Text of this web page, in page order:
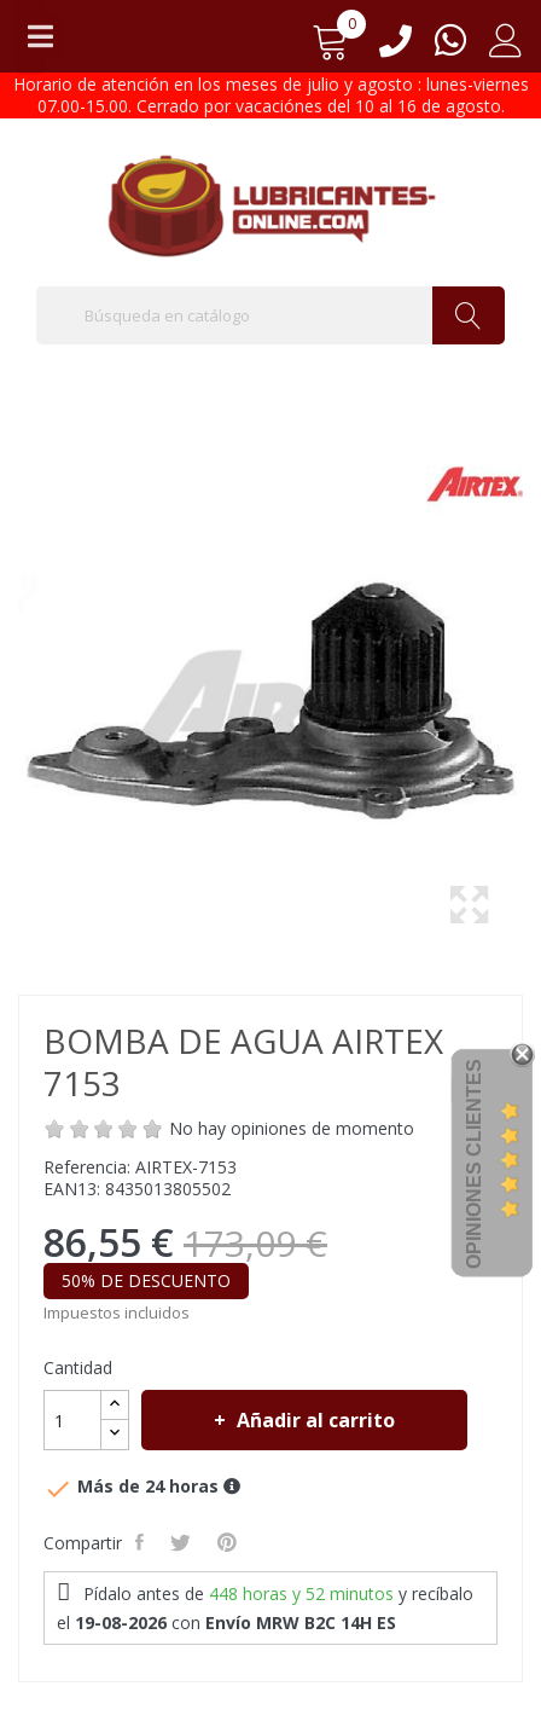
0
Horario de atención en los meses de julio y agosto : lunes-viernes
07.00-15.00. Cerrado por vacaciónes del 10 al 16 de agosto.
BOMBA DE AGUA AIRTEX
7153
No hay opiniones de momento
Referencia: AIRTEX-7153
EAN13: 8435013805502
86,55 € 173,09 €
50% DE DESCUENTO
Impuestos incluidos
Cantidad
Añadir al carrito
 Más de 24 horas
Compartir
Pídalo antes de 448 horas y 52 minutos y recíbalo
el 19-08-2026 con Envío MRW B2C 14H ES
OPINIONES CLIENTES